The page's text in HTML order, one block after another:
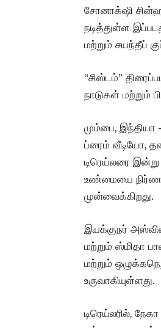
சோனாக்‌ஷி
நடித்துள்ள
மற்றும் சயந்தீப்
“சிஸ்டம்”
நாடுகள் மற்றும்
மும்பை, இந்தியா
ப்ரைம் வீடியோ,
டிரெய்லரை
உண்மையை
முன்வைக்கிறது.
இயக்குநர்
மற்றும் ஸ்மிதா
மற்றும்
உருவாகியுள்ளது.
டிரெய்லரில்,